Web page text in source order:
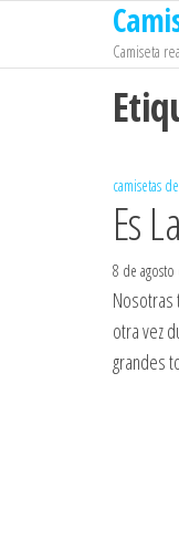
contenido
Camiseta
camisetas
Es
8 de
Nosotras
otra vez
grandes